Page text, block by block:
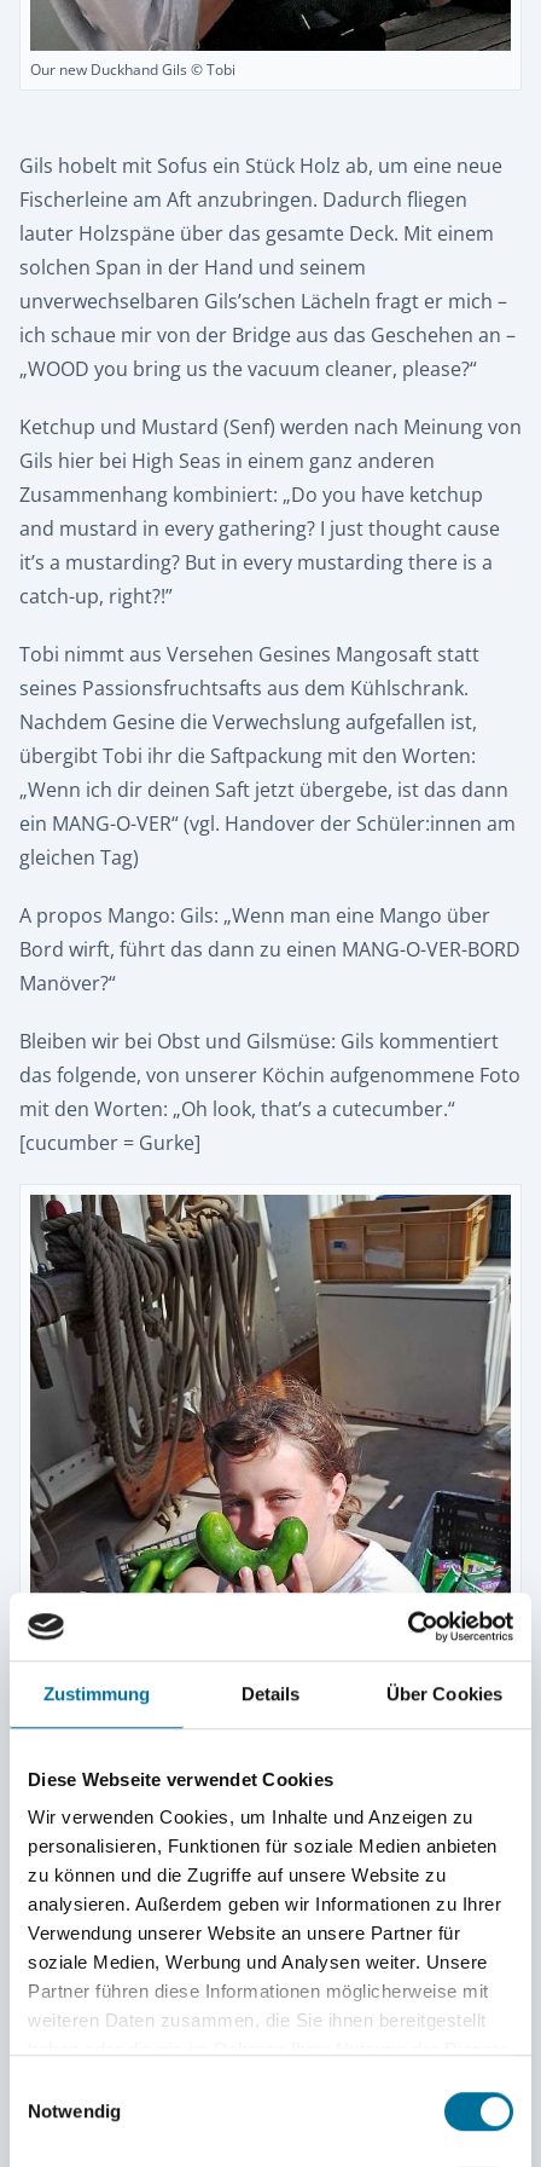
Zustimmung Details Über Cookies
Diese Webseite verwendet Cookies
Wir verwenden Cookies, um Inhalte und Anzeigen zu
personalisieren, Funktionen für soziale Medien anbieten
zu können und die Zugriffe auf unsere Website zu
analysieren. Außerdem geben wir Informationen zu Ihrer
Verwendung unserer Website an unsere Partner für
soziale Medien, Werbung und Analysen weiter. Unsere
Partner führen diese Informationen möglicherweise mit
weiteren Daten zusammen, die Sie ihnen bereitgestellt
Notwendig
Our new Duckhand Gils © Tobi
Gils hobelt mit Sofus ein Stück Holz ab, um eine neue
Fischerleine am Aft anzubringen. Dadurch fliegen
lauter Holzspäne über das gesamte Deck. Mit einem
solchen Span in der Hand und seinem
unverwechselbaren Gils’schen Lächeln fragt er mich –
ich schaue mir von der Bridge aus das Geschehen an –
„WOOD you bring us the vacuum cleaner, please?“
Ketchup und Mustard (Senf) werden nach Meinung von
Gils hier bei High Seas in einem ganz anderen
Zusammenhang kombiniert: „Do you have ketchup
and mustard in every gathering? I just thought cause
it’s a mustarding? But in every mustarding there is a
catch-up, right?!”
Tobi nimmt aus Versehen Gesines Mangosaft statt
seines Passionsfruchtsafts aus dem Kühlschrank.
Nachdem Gesine die Verwechslung aufgefallen ist,
übergibt Tobi ihr die Saftpackung mit den Worten:
„Wenn ich dir deinen Saft jetzt übergebe, ist das dann
ein MANG-O-VER“ (vgl. Handover der Schüler:innen am
gleichen Tag)
A propos Mango: Gils: „Wenn man eine Mango über
Bord wirft, führt das dann zu einen MANG-O-VER-BORD
Manöver?“
Bleiben wir bei Obst und Gilsmüse: Gils kommentiert
das folgende, von unserer Köchin aufgenommene Foto
mit den Worten: „Oh look, that’s a cutecumber.“
[cucumber = Gurke]
Cutecumber © Charlotte
Als Tobi die Treppe zur Crew-Mess hochgeht und
Annemarie sieht und vor allem HÖRT, dass er eine
Chipstüte dabeihat, merkt sie hungrig und
erwartungsvoll auf den Inhalt an: „Zwischen mir und
den Chips knistert es ordentlich.“ Daraufhin erwidert
Tobi: „Hast du etwa einen Crunch auf Chips“ (dezenter
Hinweis auf eine bekannte Chips-Marke in Kombination
mit aktueller Jugendsprache (s.u.)).